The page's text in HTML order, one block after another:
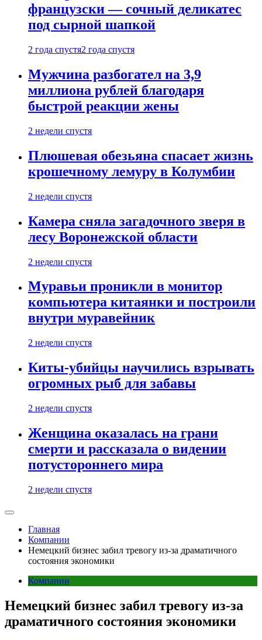
французски — сочный деликатес
под сырной шапкой
2 года спустя2 года спустя
Мужчина разбогател на 3,9
миллиона рублей благодаря
быстрой реакции жены
2 недели спустя
Плюшевая обезьяна спасает жизнь
крошечному лемуру в Колумбии
2 недели спустя
Камера сняла загадочного зверя в
лесу Воронежской области
2 недели спустя
Муравьи проникли в монитор
компьютера китаянки и построили
внутри муравейник
2 недели спустя
Киты-убийцы научились взрывать
огромных рыб для забавы
2 недели спустя
Женщина оказалась на грани
смерти и рассказала о видении
потустороннего мира
2 недели спустя
Главная
Компании
Немецкий бизнес забил тревогу из-за драматичного
состояния экономики
Компании
Немецкий бизнес забил тревогу из-за
драматичного состояния экономики